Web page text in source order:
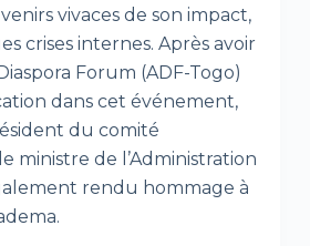
vivaces de son impact,
crises internes. Après avoir
Forum (ADF-Togo)
dans cet événement,
du comité
ministre de l’Administration
rendu hommage à